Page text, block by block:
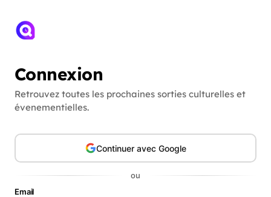
Connexion
Retrouvez toutes les prochaines sorties culturelles et
évenementielles.
Continuer avec Google
ou
Email